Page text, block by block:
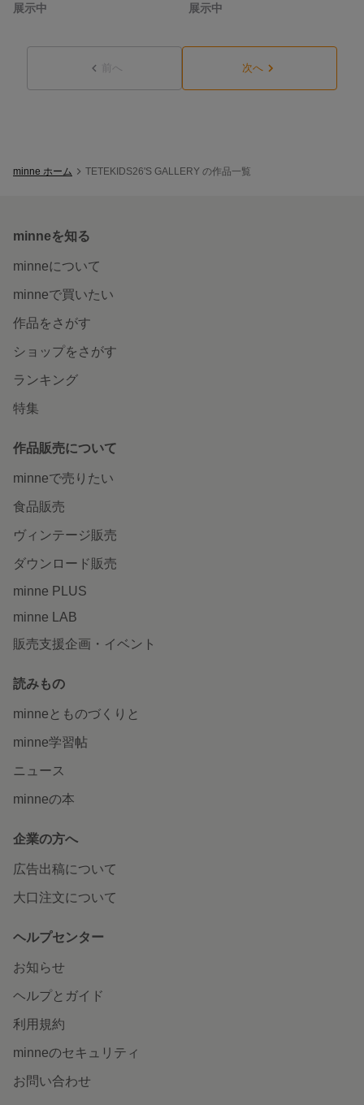
展示中
展示中
前へ 次へ
minne ホーム TETEKIDS26'S GALLERY の作品一覧
minneを知る
minneについて
minneで買いたい
作品をさがす
ショップをさがす
ランキング
特集
作品販売について
minneで売りたい
食品販売
ヴィンテージ販売
ダウンロード販売
minne PLUS
minne LAB
販売支援企画・イベント
読みもの
minneとものづくりと
minne学習帖
ニュース
minneの本
企業の方へ
広告出稿について
大口注文について
ヘルプセンター
お知らせ
ヘルプとガイド
利用規約
minneのセキュリティ
お問い合わせ